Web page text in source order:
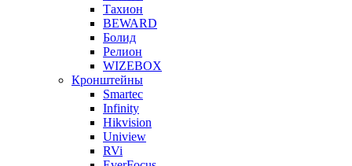
Тахион
BEWARD
Болид
Релион
WIZEBOX
Кронштейны
Smartec
Infinity
Hikvision
Uniview
RVi